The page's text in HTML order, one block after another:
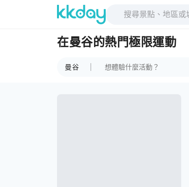
在曼谷的熱門極限運動
曼谷